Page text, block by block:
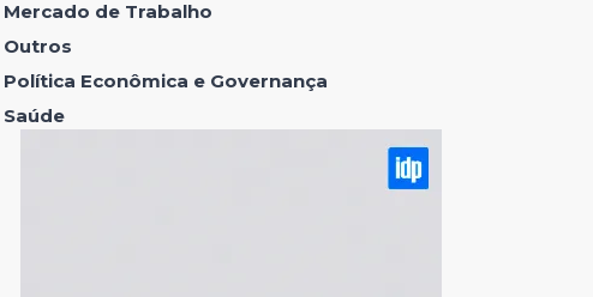
Mercado de Trabalho
Outros
Política Econômica e Governança
Saúde